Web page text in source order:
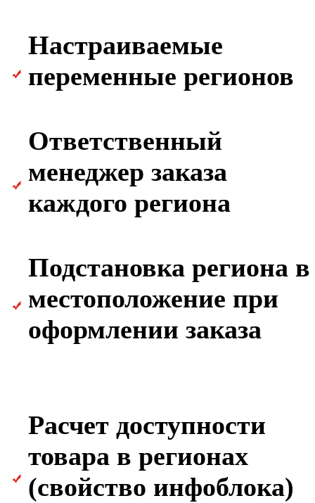
Настраиваемые
переменные регионов
Ответственный
менеджер заказа
каждого региона
Подстановка региона в
местоположение при
оформлении заказа
Расчет доступности
товара в регионах
(свойство инфоблока)